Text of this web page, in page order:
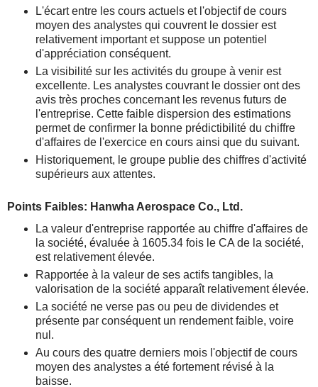
L'écart entre les cours actuels et l'objectif de cours
moyen des analystes qui couvrent le dossier est
relativement important et suppose un potentiel
d'appréciation conséquent.
La visibilité sur les activités du groupe à venir est
excellente. Les analystes couvrant le dossier ont des
avis très proches concernant les revenus futurs de
l'entreprise. Cette faible dispersion des estimations
permet de confirmer la bonne prédictibilité du chiffre
d'affaires de l'exercice en cours ainsi que du suivant.
Historiquement, le groupe publie des chiffres d'activité
supérieurs aux attentes.
Points Faibles: Hanwha Aerospace Co., Ltd.
La valeur d'entreprise rapportée au chiffre d'affaires de
la société, évaluée à 1605.34 fois le CA de la société,
est relativement élevée.
Rapportée à la valeur de ses actifs tangibles, la
valorisation de la société apparaît relativement élevée.
La société ne verse pas ou peu de dividendes et
présente par conséquent un rendement faible, voire
nul.
Au cours des quatre derniers mois l'objectif de cours
moyen des analystes a été fortement révisé à la
baisse.